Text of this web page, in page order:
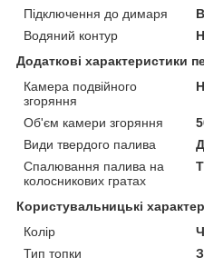
Підключення до димаря
Водяний контур
Додаткові характеристики
Камера подвійного
згоряння
Об'єм камери згоряння
Види твердого палива
Спалювання палива на
колосникових гратах
Користувальницькі
Колір
Тип топки